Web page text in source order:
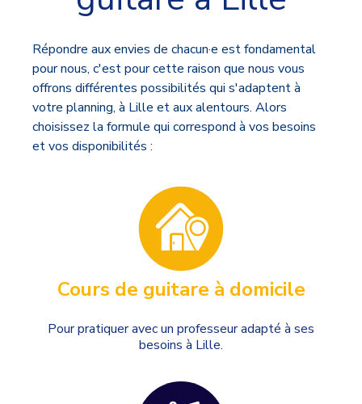
Répondre aux envies de chacun·e est fondamental
pour nous, c'est pour cette raison que nous vous
offrons différentes possibilités qui s'adaptent à
votre planning, à Lille et aux alentours. Alors
choisissez la formule qui correspond à vos besoins
et vos disponibilités :
Cours de guitare à domicile
Pour pratiquer avec un professeur adapté à ses
besoins à Lille.